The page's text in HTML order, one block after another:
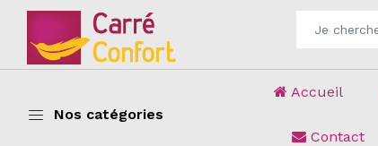
Nos catégories
Accueil
Contact